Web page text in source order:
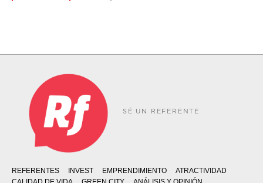
SÉ UN REFERENTE
REFERENTES INVEST EMPRENDIMIENTO
ATRACTIVIDAD